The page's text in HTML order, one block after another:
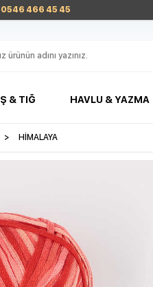
0546 466 45 45
& TIĞ HAVLU & YAZMA
> HİMALAYA